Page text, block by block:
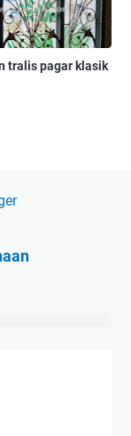
tralis pagar klasik